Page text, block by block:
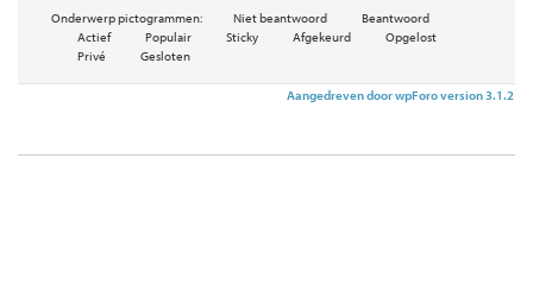
Onderwerp pictogrammen:
Niet beantwoord
Beantwoord
Actief
Populair Sticky Afgekeurd
Opgelost
Privé
Gesloten
Aangedreven door wpForo version 3.1.2